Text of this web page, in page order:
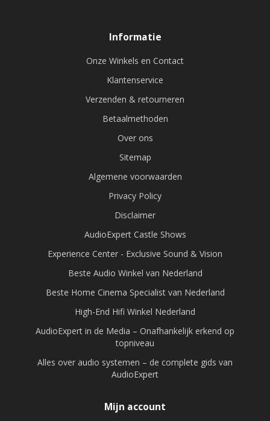
Informatie
Onze Winkels en Contact
Klantenservice
Verzenden & retourneren
Betaalmethoden
Over ons
Sitemap
Algemene voorwaarden
Privacy Policy
Disclaimer
AudioExpert Castle Shows
Experience Center - Exclusive Sound & Vision
Beste Audio Winkel van Nederland
Beste Home Cinema Specialist van Nederland
High-End Hifi Winkel Nederland
AudioExpert in de Media – Onafhankelijk erkend op
topniveau
Alles over audio systemen – de complete gids van
AudioExpert
Mijn account